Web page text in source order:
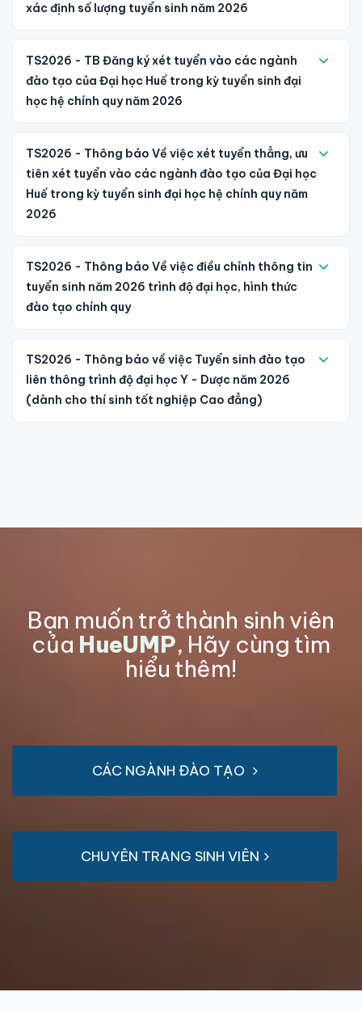
xác định số lượng tuyển sinh năm 2026
TS2026 - TB Đăng ký xét tuyển vào các ngành
đào tạo của Đại học Huế trong kỳ tuyển sinh đại
học hệ chính quy năm 2026
TS2026 - Thông báo Về việc xét tuyển thẳng, ưu
tiên xét tuyển vào các ngành đào tạo của Đại học
Huế trong kỳ tuyển sinh đại học hệ chính quy năm
2026
TS2026 - Thông báo Về việc điều chỉnh thông tin
tuyển sinh năm 2026 trình độ đại học, hình thức
đào tạo chính quy
TS2026 - Thông báo về việc Tuyển sinh đào tạo
liên thông trình độ đại học Y - Dược năm 2026
(dành cho thí sinh tốt nghiệp Cao đẳng)
Bạn muốn trở thành sinh viên
của HueUMP, Hãy cùng tìm
hiểu thêm!
CÁC NGÀNH ĐÀO TẠO
CHUYÊN TRANG SINH VIÊN